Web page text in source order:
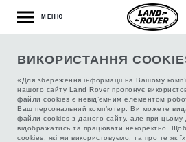
ВИКОРИСТАННЯ
«Для збереження інформаціі на Вашому
нашого сайту Land Rover пропонує
файли cookies є невід’ємним елементом
Ваш персональний комп’ютер. Ви можете
файли cookies з даного сайту, але при цьому
відображатись та працювати некоректно.
cookies, які ми використовуємо, та про те як
МЕНЮ